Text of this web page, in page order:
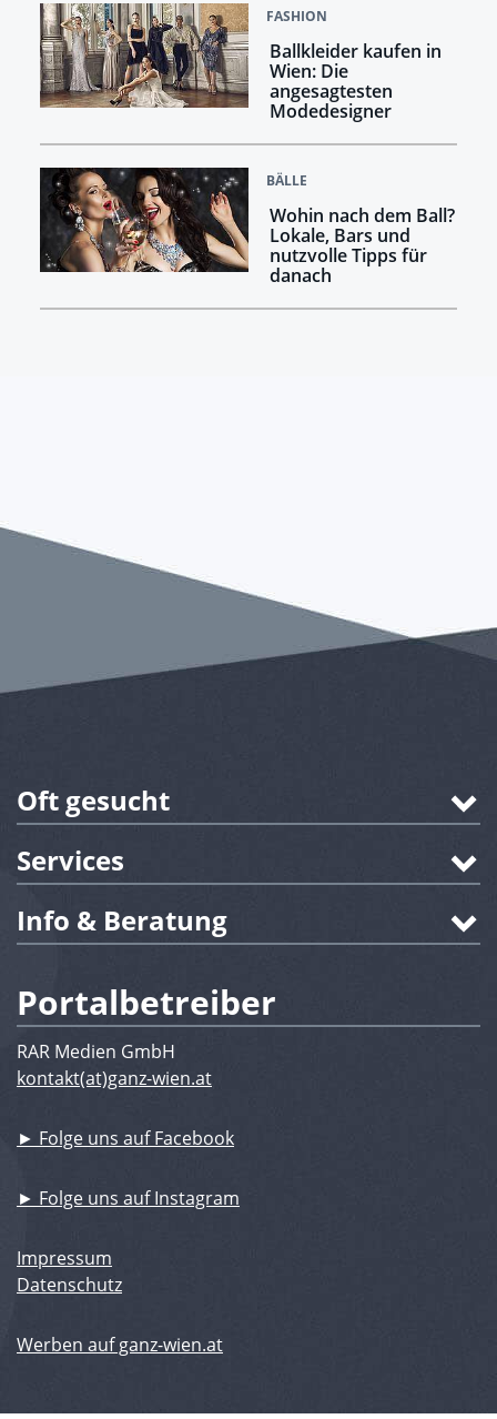
FASHION
Ballkleider kaufen in
Wien: Die
angesagtesten
Modedesigner
BÄLLE
Wohin nach dem Ball?
Lokale, Bars und
nutzvolle Tipps für
danach
Oft gesucht
Services
Info & Beratung
Portalbetreiber
RAR Medien GmbH
kontakt(at)ganz-wien.at
► Folge uns auf Facebook
► Folge uns auf Instagram
Impressum
Datenschutz
Werben auf ganz-wien.at